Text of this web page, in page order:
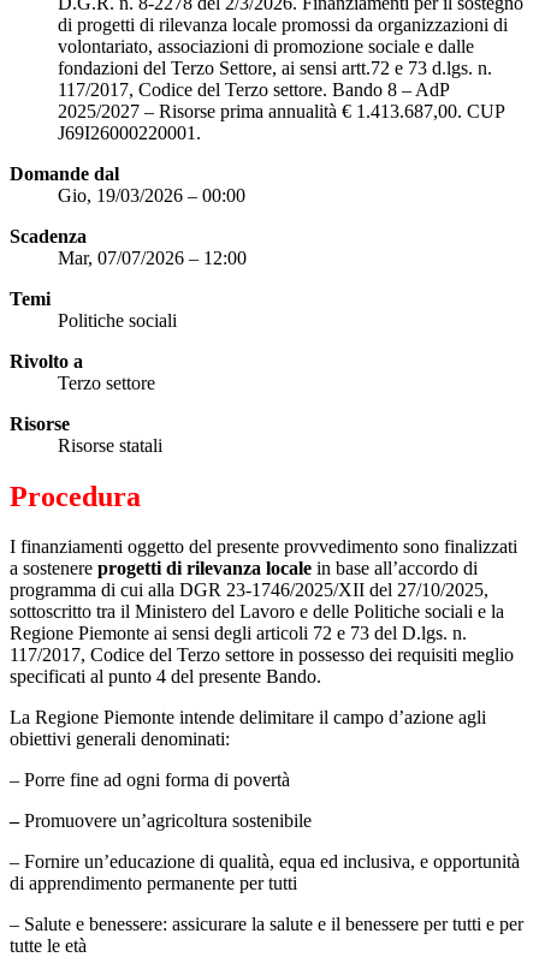
di progetti di rilevanza locale promossi da organizzazioni di
volontariato, associazioni di promozione sociale e dalle
fondazioni del Terzo Settore, ai sensi artt.72 e 73 d.lgs. n.
117/2017, Codice del Terzo settore. Bando 8 – AdP
2025/2027 – Risorse prima annualità € 1.413.687,00. CUP
J69I26000220001.
Domande dal
Gio, 19/03/2026 – 00:00
Scadenza
Mar, 07/07/2026 – 12:00
Temi
Politiche sociali
Rivolto a
Terzo settore
Risorse
Risorse statali
Procedura
I finanziamenti oggetto del presente provvedimento sono finalizzati
a sostenere progetti di rilevanza locale in base all’accordo di
programma di cui alla DGR 23-1746/2025/XII del 27/10/2025,
sottoscritto tra il Ministero del Lavoro e delle Politiche sociali e la
Regione Piemonte ai sensi degli articoli 72 e 73 del D.lgs. n.
117/2017, Codice del Terzo settore in possesso dei requisiti meglio
specificati al punto 4 del presente Bando.
La Regione Piemonte intende delimitare il campo d’azione agli
obiettivi generali denominati:
– Porre fine ad ogni forma di povertà
–Promuovere un’agricoltura sostenibile
– Fornire un’educazione di qualità, equa ed inclusiva, e opportunità
di apprendimento permanente per tutti
– Salute e benessere: assicurare la salute e il benessere per tutti e per
tutte le età